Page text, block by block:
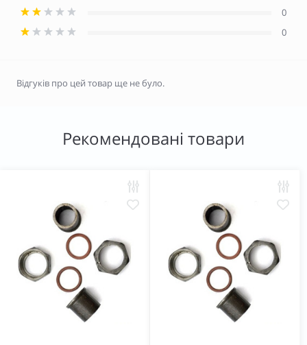
0
0
Відгуків про цей товар ще не було.
Рекомендовані товари